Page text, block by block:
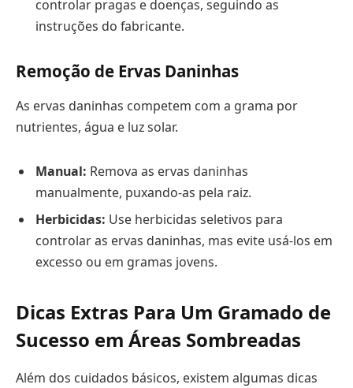
controlar pragas e doenças, seguindo as
instruções do fabricante.
Remoção de Ervas Daninhas
As ervas daninhas competem com a grama por
nutrientes, água e luz solar.
Manual: Remova as ervas daninhas
manualmente, puxando-as pela raiz.
Herbicidas: Use herbicidas seletivos para
controlar as ervas daninhas, mas evite usá-los em
excesso ou em gramas jovens.
Dicas Extras Para Um Gramado de
Sucesso em Áreas Sombreadas
Além dos cuidados básicos, existem algumas dicas